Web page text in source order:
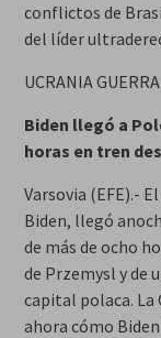
conflictos de
del líder
UCRANIA GUERRA
Biden llegó a
horas en tren
Varsovia (EFE).-
Biden, llegó
de más de ocho
de Przemysl y de
capital polaca. La
ahora cómo